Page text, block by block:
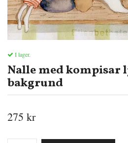
I lager.
Nalle med kompisar
bakgrund
275 kr